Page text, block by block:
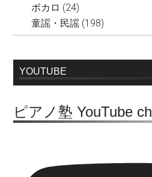
ボカロ (24)
童謡・民謡 (198)
YOUTUBE
ピアノ塾 YouTube ch